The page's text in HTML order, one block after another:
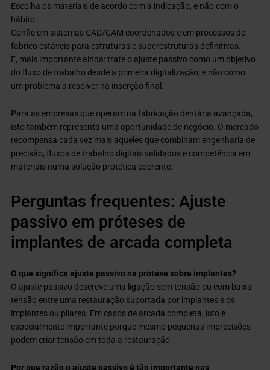
Escolha os materiais de acordo com a indicação, e não com o
hábito.
Confie em sistemas CAD/CAM coordenados e em processos de
fabrico estáveis para estruturas e superestruturas definitivas.
E, mais importante ainda: trate o ajuste passivo como um objetivo
do fluxo de trabalho desde a primeira digitalização, e não como
um problema a resolver na inserção final.
Para as empresas que operam na fabricação dentária avançada,
isto também representa uma oportunidade de negócio. O mercado
recompensa cada vez mais aqueles que combinam engenharia de
precisão, fluxos de trabalho digitais validados e competência em
materiais numa solução protética coerente.
Perguntas frequentes: Ajuste
passivo em próteses de
implantes de arcada completa
O que significa ajuste passivo na prótese sobre implantes?
O ajuste passivo descreve uma ligação sem tensão ou com baixa
tensão entre uma restauração suportada por implantes e os
implantes ou pilares. Em casos de arcada completa, isto é
especialmente importante porque mesmo pequenas imprecisões
podem criar tensão em toda a restauração.
Por que razão o ajuste passivo é tão importante nas